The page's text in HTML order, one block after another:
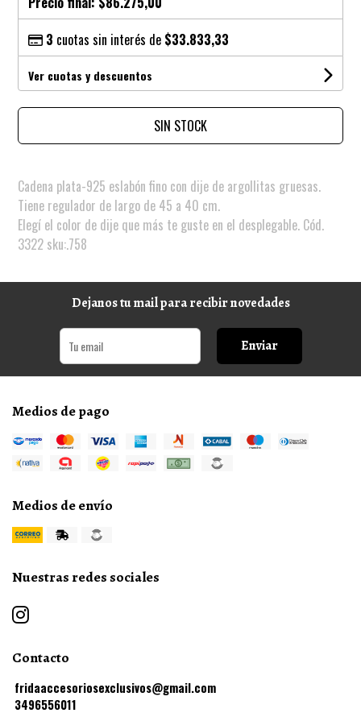
3 cuotas sin interés de $33.833,33
Ver cuotas y descuentos
SIN STOCK
Cadena plata-925 eslabón fino con dije de argollitas gruesas.
Tiene regulador de largo de 45 a 40 cm.
Elegí el color de dije que más te guste en el desplegable. Cód.
3322 sku:.758
Dejanos tu mail para recibir novedades
Enviar
Medios de pago
Medios de envío
Nuestras redes sociales
Contacto
fridaaccesoriosexclusivos@gmail.com
3496556011